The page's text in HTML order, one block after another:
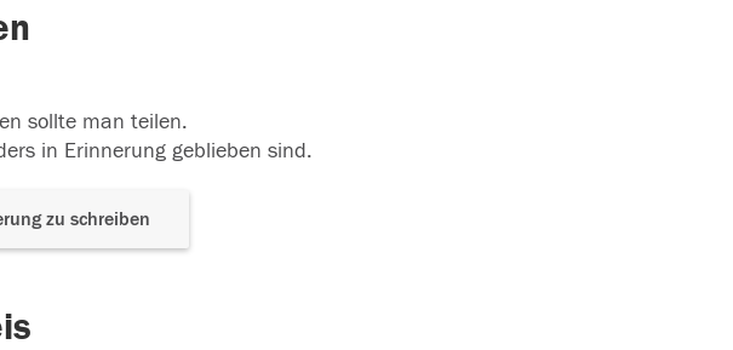
sollte man teilen.
in Erinnerung geblieben sind.
zu schreiben